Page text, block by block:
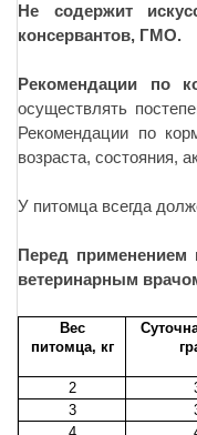
Не содержит
консервантов, ГМО.
Рекомендации по
осуществлять
Рекомендации по
возраста, состояния,
У питомца всегда
Перед применением
ветеринарным
Вес
питомца, кг
2
3